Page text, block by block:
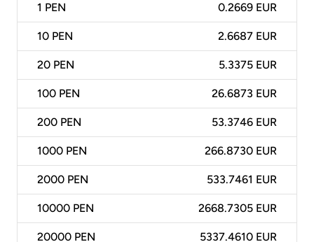
1 PEN 0.2669 EUR
10 PEN 2.6687 EUR
20 PEN 5.3375 EUR
100 PEN 26.6873 EUR
200 PEN 53.3746 EUR
1000 PEN 266.8730 EUR
2000 PEN 533.7461 EUR
10000 PEN 2668.7305 EUR
20000 PEN 5337.4610 EUR